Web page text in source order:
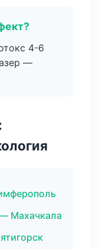
4-6
—
Махачкала